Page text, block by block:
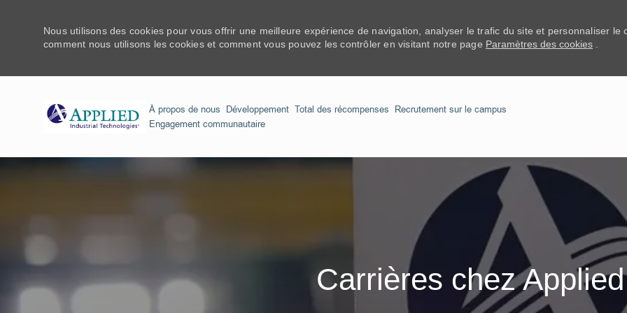
We use cookies to offer you a better browsing experience, analyze site traffic, and personalize content. Read about how we use
can control them by visiting our Cookie Settings page. If you continue to use this site, you consent to our use of cookies.
À propos de nous Développement Total des récompenses Recrutement sur le campus
Engagement communautaire
Carrières chez Applied
Nous utilisons des cookies pour vous offrir une meilleure expérience de navigation, analyser le trafic du site et personnaliser le
comment nous utilisons les cookies et comment vous pouvez les contrôler en visitant notre page Paramètres des cookies